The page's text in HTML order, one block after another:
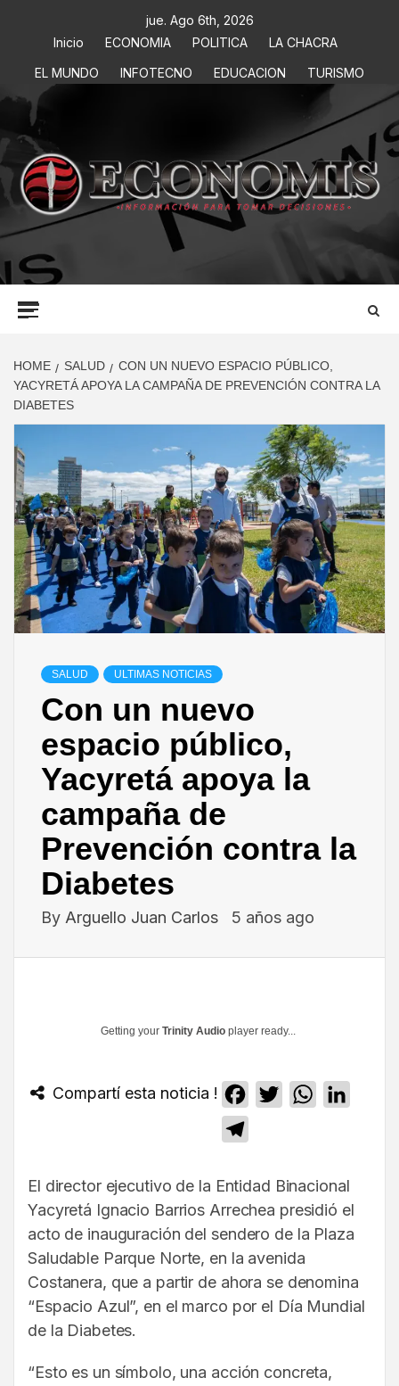
jue. Ago 6th, 2026
Inicio
ECONOMIA POLITICA
LA CHACRA
EL MUNDO
INFOTECNO EDUCACION TURISMO
ECONOMIS
INFORMACIÓN PARA TOMAR DECISIONES
HOME SALUD
CON UN NUEVO ESPACIO PÚBLICO,
YACYRETÁ APOYA LA CAMPAÑA DE PREVENCIÓN CONTRA LA
DIABETES
SALUD ULTIMAS NOTICIAS
Con un nuevo
espacio público,
Yacyretá apoya la
campaña de
Prevención contra la
Diabetes
By Arguello Juan Carlos 5 años ago
Getting your Trinity Audio player ready...
Compartí esta noticia ! Facebook
TwitterWhatsApp
El director ejecutivo de la Entidad Binacional
Yacyretá Ignacio Barrios Arrechea presidió el
acto de inauguración del sendero de la Plaza
Saludable Parque Norte, en la avenida
Costanera, que a partir de ahora se denomina
“Espacio Azul”, en el marco por el Día Mundial
de la Diabetes.
“Esto es un símbolo, una acción concreta,